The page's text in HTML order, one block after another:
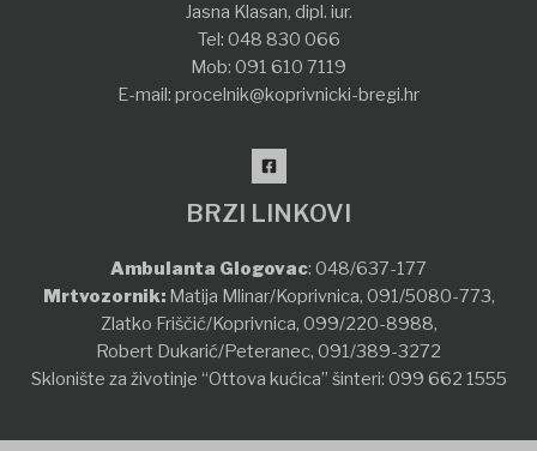
Jasna Klasan, dipl. iur.
Tel: 048 830 066
Mob: 091 610 7119
E-mail: procelnik@koprivnicki-bregi.hr
BRZI LINKOVI
Ambulanta Glogovac: 048/637-177
Mrtvozornik:Matija Mlinar/Koprivnica, 091/5080-773,
Zlatko Friščić/Koprivnica, 099/220-8988,
Robert Dukarić/Peteranec, 091/389-3272
Sklonište za životinje “Ottova kućica” šinteri: 099 662 1555